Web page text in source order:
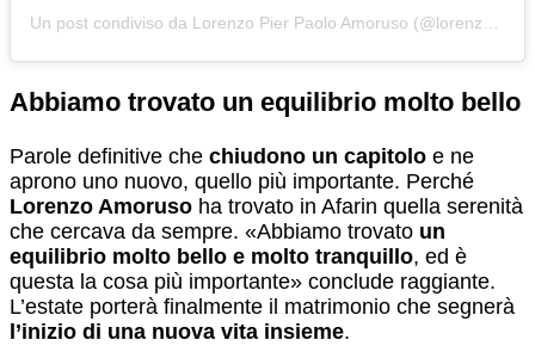
Abbiamo trovato un equilibrio molto bello
Parole definitive che chiudono un capitolo e ne
aprono uno nuovo, quello più importante. Perché
Lorenzo Amoruso ha trovato in Afarin quella serenità
che cercava da sempre. «Abbiamo trovato un
equilibrio molto bello e molto tranquillo, ed è
questa la cosa più importante» conclude raggiante.
L’estate porterà finalmente il matrimonio che segnerà
l’inizio di una nuova vita insieme.